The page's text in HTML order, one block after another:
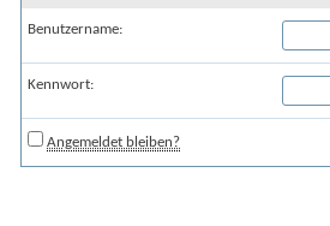
Benutzername:
Kennwort:
Angemeldet bleiben?